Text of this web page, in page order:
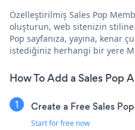
Özelleştirilmiş Sales Pop
oluşturun, web sitenizin
Pop sayfanıza, yayına, kenar
istediğiniz herhangi bir yere
How To Add a Sales Pop
Create a Free Sales
Start for free now